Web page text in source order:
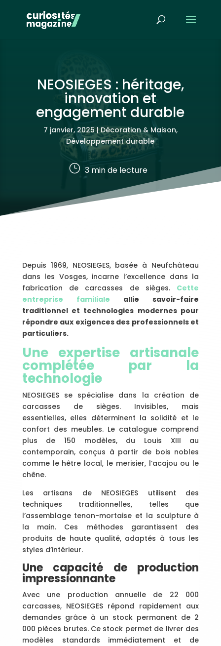
NEOSIEGES : héritage,
innovation et
engagement durable
7 janvier, 2025|Décoration & Maison,
Développement durable
} 3min de lecture
Depuis 1969, NEOSIEGES, basée à Neufchâteau
dans les Vosges, incarne l’excellence dans la
fabrication de carcasses de sièges. Cette
entreprise familiale allie savoir-faire
traditionnel et technologies modernes pour
répondre aux exigences des professionnels et
particuliers.
Une expertise artisanale
complétée par la
technologie
NEOSIEGES se spécialise dans la création de
carcasses de sièges. Invisibles, mais
essentielles, elles déterminent la solidité et le
confort des meubles. Le catalogue comprend
plus de 150 modèles, du Louis XIII au
contemporain, conçus à partir de bois nobles
comme le hêtre local, le merisier, l’acajou ou le
chêne.
Les artisans de NEOSIEGES utilisent des
techniques traditionnelles, telles que
l’assemblage tenon-mortaise et la sculpture à
la main. Ces méthodes garantissent des
produits de haute qualité, adaptés à tous les
styles d’intérieur.
Une capacité de production
impressionnante
Avec une production annuelle de 22 000
carcasses, NEOSIEGES répond rapidement aux
demandes grâce à un stock permanent de 2
000 pièces brutes. Ce stock permet de livrer des
modèles standards immédiatement et de